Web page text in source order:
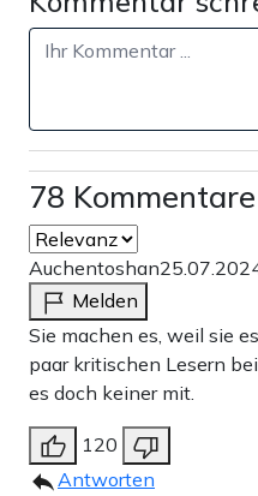
78 Kommentare
Auchentoshan
Melden
Sie machen es, weil sie
paar kritischen Lesern
es doch keiner mit.
120
Antworten